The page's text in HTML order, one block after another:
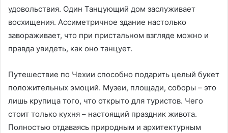
удовольствия. Один Танцующий дом заслуживает
восхищения. Ассиметричное здание настолько
завораживает, что при пристальном взгляде можно и
правда увидеть, как оно танцует.
Путешествие по Чехии способно подарить целый букет
положительных эмоций. Музеи, площади, соборы – это
лишь крупица того, что открыто для туристов. Чего
стоит только кухня – настоящий праздник живота.
Полностью отдаваясь природным и архитектурным